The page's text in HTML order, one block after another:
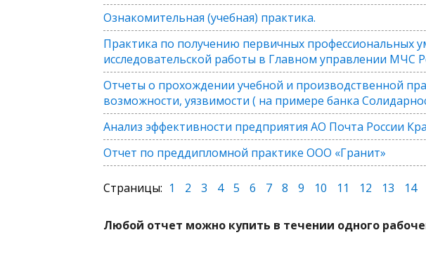
Ознакомительная (учебная) практика.
Практика по получению первичных профессиональных
исследовательской работы в Главном управлении МЧС
Отчеты о прохождении учебной и производственной
возможности, уязвимости ( на примере банка
Анализ эффективности предприятия АО Почта России
Отчет по преддипломной практике ООО «Гранит»
Страницы: 1 2 3 4 5 6 7 8 9 10 11 12 13 14
Любой отчет можно купить в течении одного